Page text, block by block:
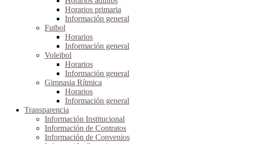
Horarios primaria
Información general
Futbol
Horarios
Información general
Voleibol
Horarios
Información general
Gimnasia Rítmica
Horarios
Información general
Transparencia
Información Institucional
Información de Contratos
Información de Convenios